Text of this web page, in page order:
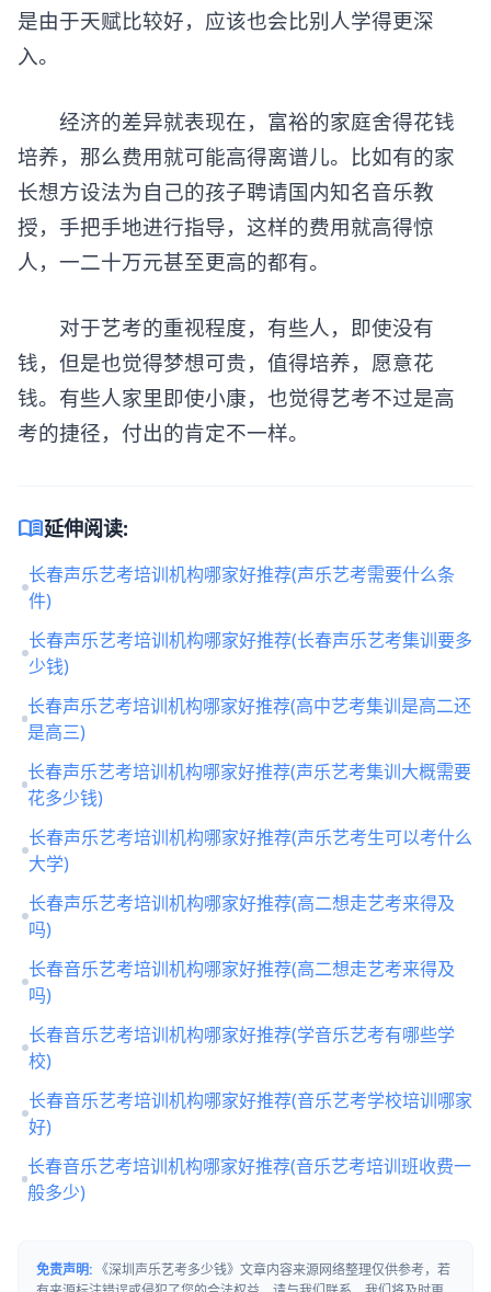
是由于天赋比较好，应该也会比别人学得更深
入。
经济的差异就表现在，富裕的家庭舍得花钱
培养，那么费用就可能高得离谱儿。比如有的家
长想方设法为自己的孩子聘请国内知名音乐教
授，手把手地进行指导，这样的费用就高得惊
人，一二十万元甚至更高的都有。
对于艺考的重视程度，有些人，即使没有
钱，但是也觉得梦想可贵，值得培养，愿意花
钱。有些人家里即使小康，也觉得艺考不过是高
考的捷径，付出的肯定不一样。
menu_book延伸阅读:
长春声乐艺考培训机构哪家好推荐(声乐艺考需要什么条
件)
长春声乐艺考培训机构哪家好推荐(长春声乐艺考集训要多
少钱)
长春声乐艺考培训机构哪家好推荐(高中艺考集训是高二还
是高三)
长春声乐艺考培训机构哪家好推荐(声乐艺考集训大概需要
花多少钱)
长春声乐艺考培训机构哪家好推荐(声乐艺考生可以考什么
大学)
长春声乐艺考培训机构哪家好推荐(高二想走艺考来得及
吗)
长春音乐艺考培训机构哪家好推荐(高二想走艺考来得及
吗)
长春音乐艺考培训机构哪家好推荐(学音乐艺考有哪些学
校)
长春音乐艺考培训机构哪家好推荐(音乐艺考学校培训哪家
好)
长春音乐艺考培训机构哪家好推荐(音乐艺考培训班收费一
般多少)
免责声明: 《深圳声乐艺考多少钱》文章内容来源网络整理仅供参考，若